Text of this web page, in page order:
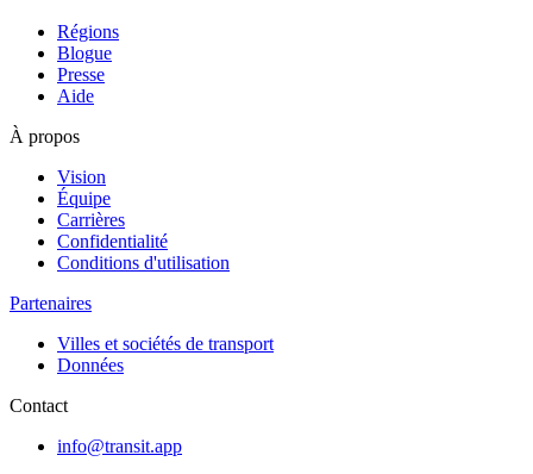
Régions
Blogue
Presse
Aide
À propos
Vision
Équipe
Carrières
Confidentialité
Conditions d'utilisation
Partenaires
Villes et sociétés de transport
Données
Contact
info@transit.app